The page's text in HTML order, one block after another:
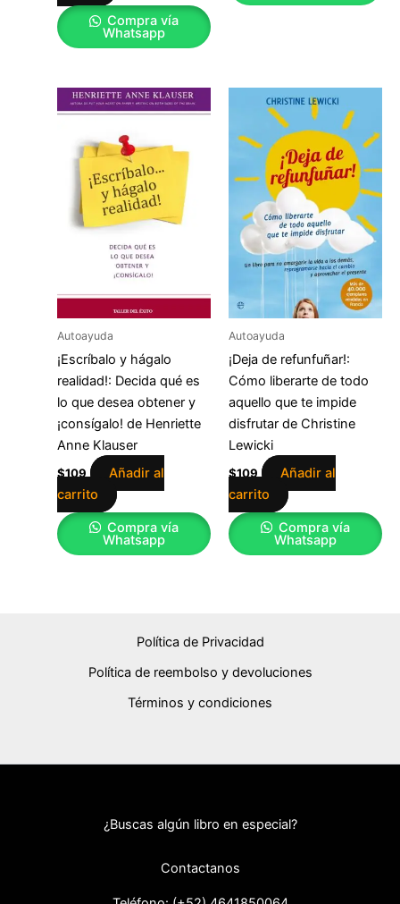
Compra vía
Whatsapp
Autoayuda
¡Escríbalo y hágalo
realidad!: Decida qué es
lo que desea obtener y
¡consígalo! de Henriette
Anne Klauser
$109
Añadir al
carrito
Compra vía
Whatsapp
Autoayuda
¡Deja de refunfuñar!:
Cómo liberarte de todo
aquello que te impide
disfrutar de Christine
Lewicki
$109
Añadir al
carrito
Compra vía
Whatsapp
Política de Privacidad
Política de reembolso y devoluciones
Términos y condiciones
¿Buscas algún libro en especial?
Contactanos